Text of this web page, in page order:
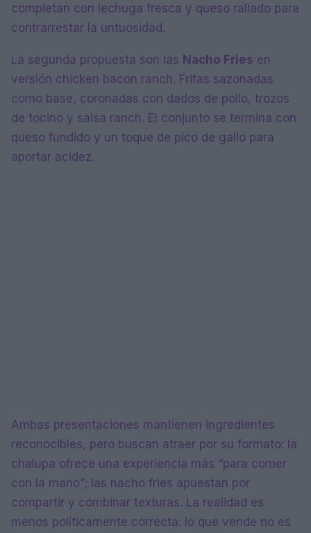
completan con lechuga fresca y queso rallado para
contrarrestar la untuosidad.
La segunda propuesta son las Nacho Fries en
versión chicken bacon ranch. Fritas sazonadas
como base, coronadas con dados de pollo, trozos
de tocino y salsa ranch. El conjunto se termina con
queso fundido y un toque de pico de gallo para
aportar acidez.
Ambas presentaciones mantienen ingredientes
reconocibles, pero buscan atraer por su formato: la
chalupa ofrece una experiencia más “para comer
con la mano”; las nacho fries apuestan por
compartir y combinar texturas. La realidad es
menos políticamente correcta: lo que vende no es